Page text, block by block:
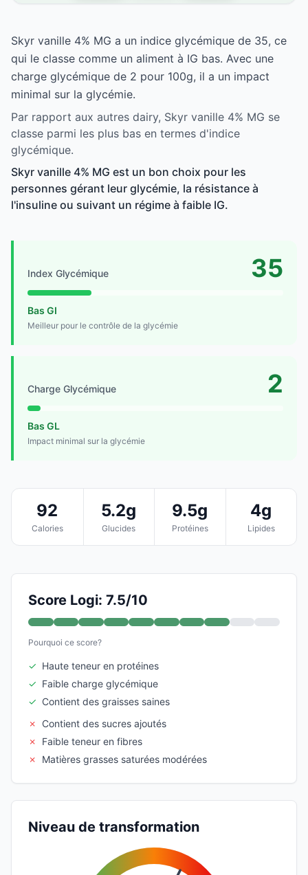
Skyr vanille 4% MG a un indice glycémique de 35, ce
qui le classe comme un aliment à IG bas. Avec une
charge glycémique de 2 pour 100g, il a un impact
minimal sur la glycémie.
Par rapport aux autres dairy, Skyr vanille 4% MG se
classe parmi les plus bas en termes d'indice
glycémique.
Skyr vanille 4% MG est un bon choix pour les
personnes gérant leur glycémie, la résistance à
l'insuline ou suivant un régime à faible IG.
Index Glycémique 35
Bas GI
Meilleur pour le contrôle de la glycémie
Charge Glycémique 2
Bas GL
Impact minimal sur la glycémie
92
Calories
5.2g
Glucides
9.5g
Protéines
4g
Lipides
Score Logi: 7.5/10
Pourquoi ce score?
✓ Haute teneur en protéines
✓ Faible charge glycémique
✓ Contient des graisses saines
✗
Contient des sucres ajoutés
✗
Faible teneur en fibres
✗
Matières grasses saturées modérées
Niveau de transformation